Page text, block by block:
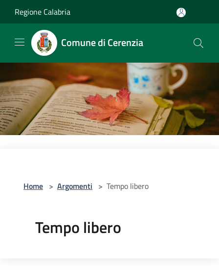
Regione Calabria
Comune di Cerenzia
Home > Argomenti > Tempo libero
Tempo libero